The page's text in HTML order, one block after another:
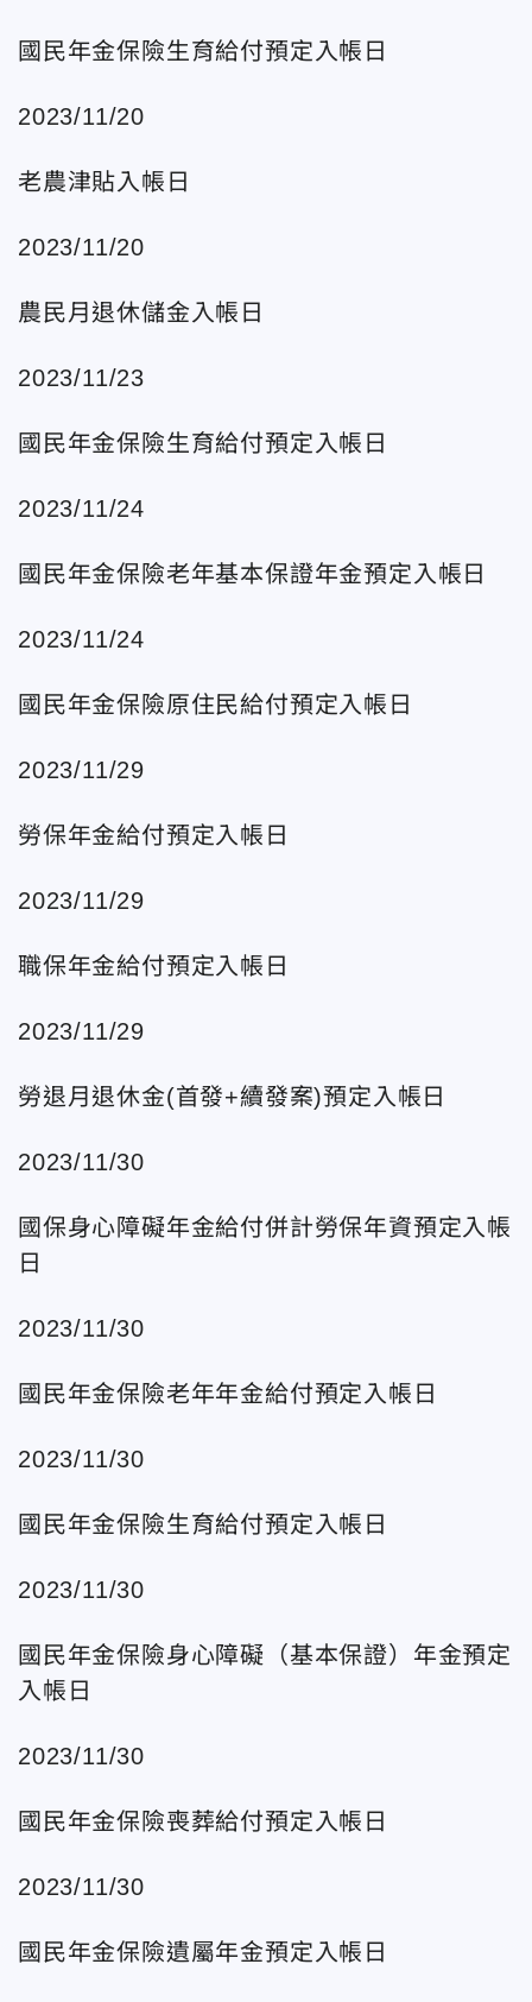
國民年金保險生育給付預定入帳日
2023/11/20
老農津貼入帳日
2023/11/20
農民月退休儲金入帳日
2023/11/23
國民年金保險生育給付預定入帳日
2023/11/24
國民年金保險老年基本保證年金預定入帳日
2023/11/24
國民年金保險原住民給付預定入帳日
2023/11/29
勞保年金給付預定入帳日
2023/11/29
職保年金給付預定入帳日
2023/11/29
勞退月退休金(首發+續發案)預定入帳日
2023/11/30
國保身心障礙年金給付併計勞保年資預定入帳
日
2023/11/30
國民年金保險老年年金給付預定入帳日
2023/11/30
國民年金保險生育給付預定入帳日
2023/11/30
國民年金保險身心障礙（基本保證）年金預定
入帳日
2023/11/30
國民年金保險喪葬給付預定入帳日
2023/11/30
國民年金保險遺屬年金預定入帳日